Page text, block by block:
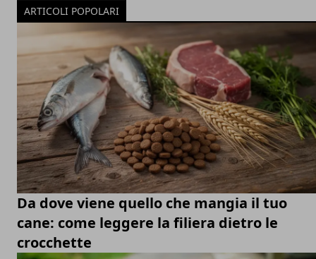
ARTICOLI POPOLARI
Da dove viene quello che mangia il tuo
cane: come leggere la filiera dietro le
crocchette